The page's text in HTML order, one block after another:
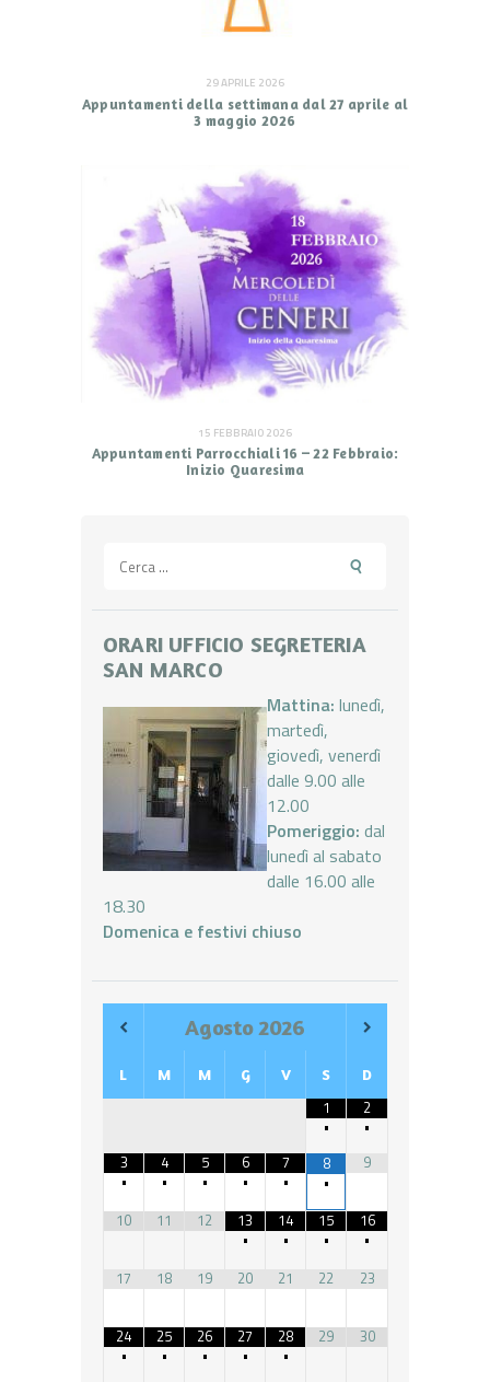
29 APRILE 2026
Appuntamenti della settimana dal 27 aprile al
3 maggio 2026
15 FEBBRAIO 2026
Appuntamenti Parrocchiali 16 – 22 Febbraio:
Inizio Quaresima
per:
ORARI UFFICIO SEGRETERIA
SAN MARCO
Mattina: lunedì,
martedì,
giovedì, venerdì
dalle 9.00 alle
12.00
Pomeriggio: dal
lunedì al sabato
dalle 16.00 alle
18.30
Domenica e festivi chiuso
Agosto2026
L M M G V S D
1
•
2
•
3
•
4
•
5
•
6
•
7
•
8
•
9
10 11 12
13
•
14
•
15
•
16
•
17
18 19 20 21 22 23
24
•
25
•
26
•
27
•
28
•
29 30